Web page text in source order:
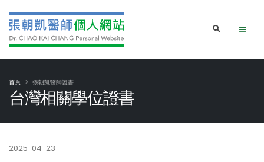
台灣相關學位證書
首頁 張朝凱醫師證書
2025-04-23